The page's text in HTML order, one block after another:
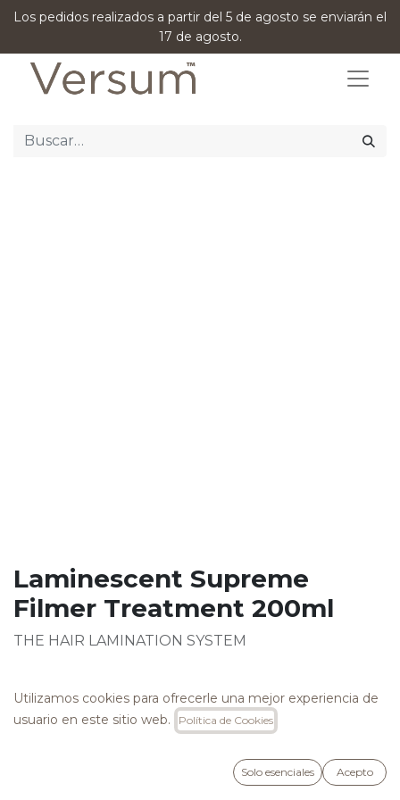
Los pedidos realizados a partir del 5 de agosto se enviarán el
17 de agosto.
Laminescent Supreme
Filmer Treatment 200ml
THE HAIR LAMINATION SYSTEM
El tratamiento envuelve el cabello con una película
película sella las cutículas y elimina el
encrespamiento, dejando el cabello muy luminoso,
Utilizamos cookies para ofrecerle una mejor experiencia de
usuario en este sitio web.
Política de Cookies
Solo esenciales Acepto